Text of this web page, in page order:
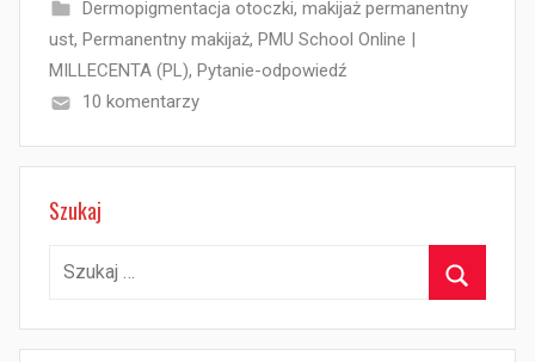
Dermopigmentacja otoczki, makijaż permanentny
ust, Permanentny makijaż, PMU School Online |
MILLECENTA (PL), Pytanie-odpowiedź
10 komentarzy
Szukaj
Szukaj: